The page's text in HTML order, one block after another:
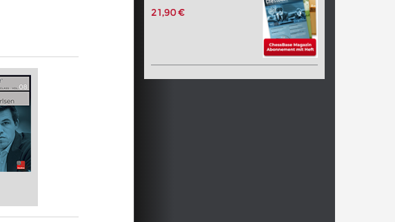
21,90 €